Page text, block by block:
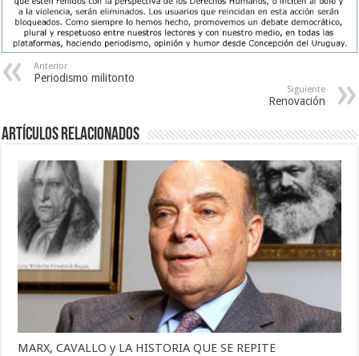
Anterior
Periodismo militonto
Siguiente
Renovación
Artículos Relacionados
MARX, CAVALLO y LA HISTORIA QUE SE REPITE